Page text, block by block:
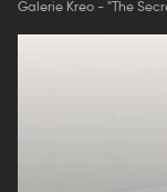
Galerie Kreo - "The